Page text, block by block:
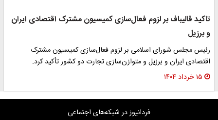
تاکید قالیباف بر لزوم فعال‌سازی کمیسیون مشترک اقتصادی ایران
و برزیل
رئیس مجلس شورای اسلامی بر لزوم فعال‌سازی کمیسیون مشترک
اقتصادی ایران و برزیل و متوازن‌سازی تجارت دو کشور تأکید کرد.
۱۵ خرداد ۱۴۰۴
فردانیوز در شبکه‌های اجتماعی